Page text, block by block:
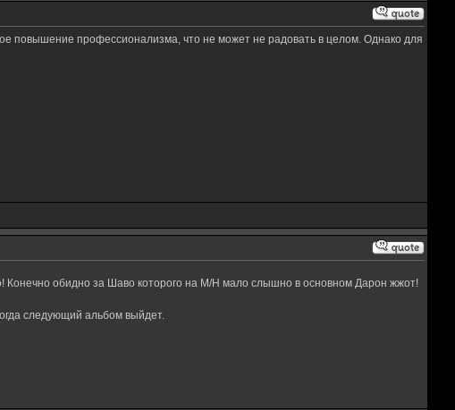
повышение профессионализма, что не может не радовать в целом. Однако для
Конечно обидно за Шаво которого на M/H мало слышно в основном Дарон жжот!
следующий альбом выйдет.